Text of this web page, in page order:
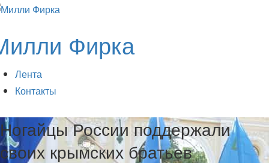
Фирка
Лента
Контакты
Ногайцы России поддержали
своих крымских братьев